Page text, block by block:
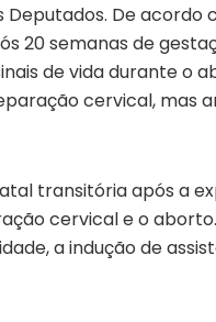
De acordo
20 semanas de
de vida durante o
cervical, mas
transitória após a
cervical e o
a indução de